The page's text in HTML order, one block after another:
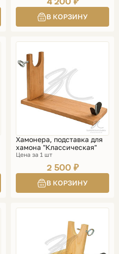
Хамонера, подставка для
хамона "Классическая"
Цена за 1 шт
2 500 ₽